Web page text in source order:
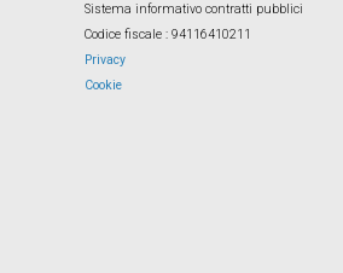
Sistema informativo contratti pubblici
Codice fiscale : 94116410211
Privacy
Cookie